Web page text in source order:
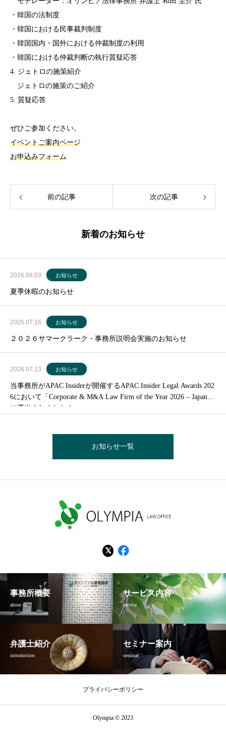
・韓国の法制度
・韓国における民事裁判制度
・韓国国内・国外における仲裁制度の利用
・韓国における仲裁判断の執行質疑応答
4. ジェトロの施策紹介
ジェトロの施策のご紹介
5. 質疑応答
ぜひご参加ください。
イベントご案内ページ
お申込みフォーム
前の記事 次の記事
新着のお知らせ
2026.08.03 お知らせ
夏季休暇のお知らせ
2026.07.16 お知らせ
２０２６サマークラーク・事務所説明会実施のお知らせ
2026.07.13 お知らせ
当事務所がAPAC Insiderが開催するAPAC Insider Legal Awards 202
6において「Corporate & M&A Law Firm of the Year 2026 – Japan」
に選出されました！
お知らせ一覧
事務所概要
about us
サービス内容
service
弁護士紹介
introduction
セミナー案内
seminar
プライバシーポリシー
Olympia © 2023